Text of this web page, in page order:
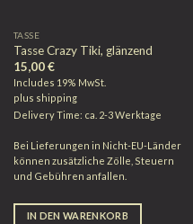
TASSE
Tasse Crazy Tiki, glänzend
15,00€
Includes 19% MwSt.
plus shipping
Delivery Time: ca. 2-3 Werktage
Bei Lieferungen in Nicht-EU-Länder
können zusätzliche Zölle, Steuern
und Gebühren anfallen.
IN DEN WARENKORB